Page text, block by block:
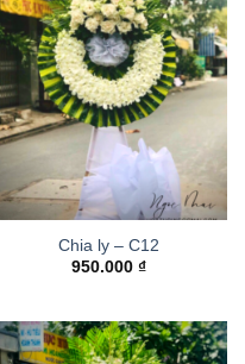
Chia ly – C12
950.000 ₫